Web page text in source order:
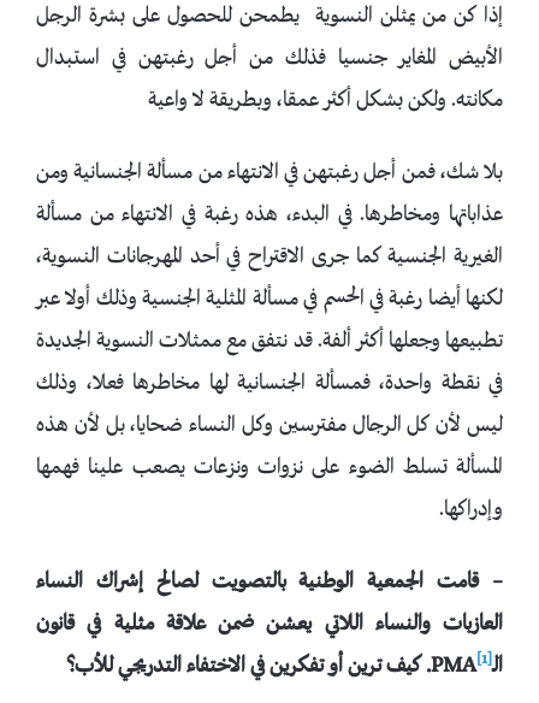
إذا كن من يمثلن النسوية يطمحن للحصول على بشرة الرجل
الأبيض المغاير جنسيا فذلك من أجل رغبتهن في استبدال
مكانته. ولكن بشكل أكثر عمقا، وبطريقة لا واعية
بلا شك، فمن أجل رغبتهن في الانتهاء من مسألة الجنسانية ومن
عذاباتها ومخاطرها. في البدء، هذه رغبة في الانتهاء من مسألة
الغيرية الجنسية كما جرى الاقتراح في أحد المهرجانات النسوية،
لكنها أيضا رغبة في الحسم في مسألة المثلية الجنسية وذلك أولا عبر
تطبيعها وجعلها أكثر ألفة. قد نتفق مع ممثلات النسوية الجديدة
في نقطة واحدة، فمسألة الجنسانية لها مخاطرها فعلا، وذلك
ليس لأن كل الرجال مفترسين وكل النساء ضحايا، بل لأن هذه
المسألة تسلط الضوء على نزوات ونزعات يصعب علينا فهمها
وإدراكها.
– قامت الجمعية الوطنية بالتصويت لصالح إشراك النساء
العازبات والنساء اللاتي يعشن ضمن علاقة مثلية في قانون
الـ PMA[1] . كيف ترين أو تفكرين في الاختفاء التدريجي للأب؟